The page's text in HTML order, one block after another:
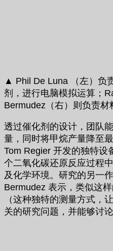
▲ Phil De Luna （左）负
剂，进行电脑模拟运算；
Bermudez（右）则负责材
透过催化剂的设计，团队
量，同时将甲烷产量降至
Tom Regier 开发的独特设
个二氧化碳还原反应过程
及化学环境。研究的另一
Bermudez 表示，类似这
（这种独特的测量方式，
关的研究问题，并能够讨